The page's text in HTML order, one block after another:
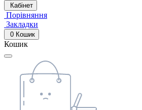
Кабінет
Порівняння
Закладки
0 Кошик
Кошик